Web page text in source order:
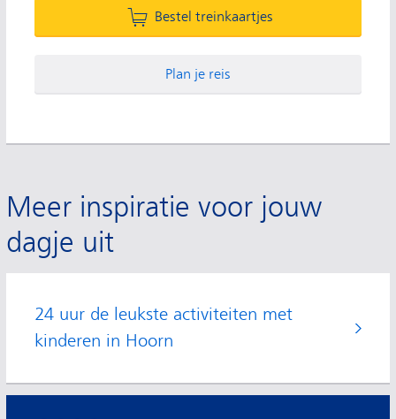
Bestel treinkaartjes
Plan je reis
Meer inspiratie voor jouw
dagje uit
24 uur de leukste activiteiten met
kinderen in Hoorn